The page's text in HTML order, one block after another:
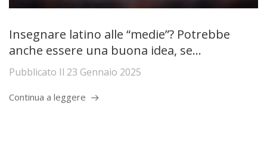
Insegnare latino alle “medie”? Potrebbe
anche essere una buona idea, se…
Pubblicato Il 23 Gennaio 2025
Continua a leggere